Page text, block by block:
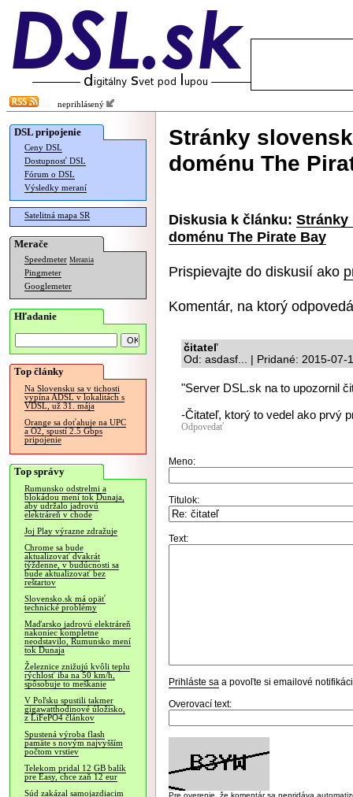
neprihlásený
DSL pripojenie
Ceny DSL
Dostupnosť DSL
Fórum o DSL
Výsledky meraní
Satelitná mapa SR
Merače
Speedmeter Merania
Pingmeter
Googlemeter
Hľadanie
Top články
Na Slovensku sa v tichosti
vypína ADSL v lokalitách s
VDSL, už 31. mája
Orange sa doťahuje na UPC
a O2, spustí 2.5 Gbps
pripojenie
Top správy
Rumunsko odstrelmi a
blokádou mení tok Dunaja,
aby udržalo jadrovú
elektráreň v chode
Joj Play výrazne zdražuje
Chrome sa bude
aktualizovať dvakrát
týždenne, v budúcnosti sa
bude aktualizovať bez
reštartov
Slovensko.sk má opäť
technické problémy
Maďarsko jadrovú elektráreň
nakoniec kompletne
neodstavilo, Rumunsko mení
tok Dunaja
Železnice znižujú kvôli teplu
rýchlosť iba na 50 km/h,
spôsobuje to meškanie
V Poľsku spustili takmer
gigawatthodinové úložisko,
z LiFePO4 článkov
Spustená výroba flash
pamäte s novým najvyšším
počtom vrstiev
Telekom pridal 12 GB balík
pre Easy, chce zaň 12 eur
Súd zakázal samojazdiacim
Stránky
doménu The
Diskusia k článku: Stránky
doménu The Pirate Bay
Prispievajte do diskusií ako
Komentár, na ktorý
čitateľ
Od: asdasf... | Pridané: 2015-07-
"Server DSL.sk na to upozornil
-Čitateľ, ktorý to vedel ako prvý
Odpovedať
Meno:
Titulok:
Text:
Prihláste sa a povoľte si emailové
Overovací text:
Pre overenie, že komentár sa nepridáva